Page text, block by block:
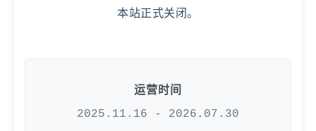
本站正式关闭。
运营时间
2025.11.16 - 2026.07.30